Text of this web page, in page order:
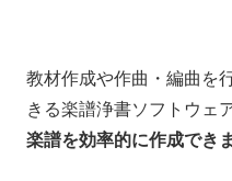
教材作成や作曲・編曲を
きる楽譜浄書ソフトウェ
楽譜を効率的に作成でき